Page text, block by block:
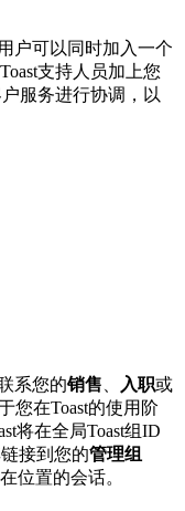
户可以同时加入一个
支持人员加上您
服务进行协调，以
系您的销售 入职或
在Toast的使用阶
将在全局Toast组ID
接到您的管理组
位置的会话。